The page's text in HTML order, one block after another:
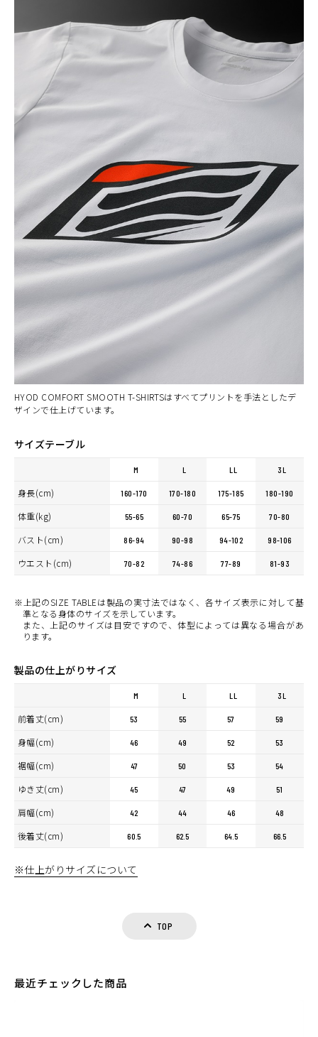
HYOD COMFORT SMOOTH T-SHIRTSはすべてプリントを手法としたデ
ザインで仕上げています。
サイズテーブル
M L LL 3L
身長(cm) 160-170 170-180 175-185 180-190
体重(kg) 55-65 60-70 65-75 70-80
バスト(cm) 86-94 90-98 94-102 98-106
ウエスト(cm) 70-82 74-86 77-89 81-93
※上記のSIZE TABLEは製品の実寸法ではなく、各サイズ表示に対して基
準となる身体のサイズを示しています。
また、上記のサイズは目安ですので、体型によっては異なる場合があ
ります。
製品の仕上がりサイズ
M L LL 3L
前着丈(cm) 53 55 57 59
身幅(cm) 46 49 52 53
裾幅(cm) 47 50 53 54
ゆき丈(cm) 45 47 49 51
肩幅(cm) 42 44 46 48
後着丈(cm) 60.5 62.5 64.5 66.5
※仕上がりサイズについて
TOP
¥6,160(税込)
カートに入れる
LL
¥6,160(税込)
NAVY
M
¥6,160(税込)
カートに入れる
NAVY
L
¥6,160
カートに入れる
¥6,160(税込)
最近チェックした商品